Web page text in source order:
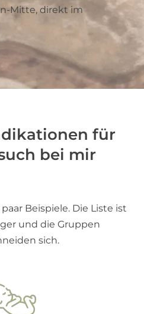
Mitte, direkt im
für
bei mir
Beispiele. Die Liste ist
und die Gruppen
sich.